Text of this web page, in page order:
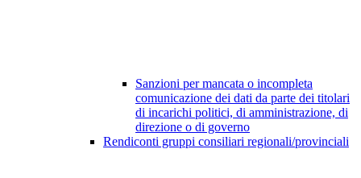
Sanzioni per mancata o incompleta
comunicazione dei dati da parte dei titolari
di incarichi politici, di amministrazione, di
direzione o di governo
Rendiconti gruppi consiliari regionali/provinciali